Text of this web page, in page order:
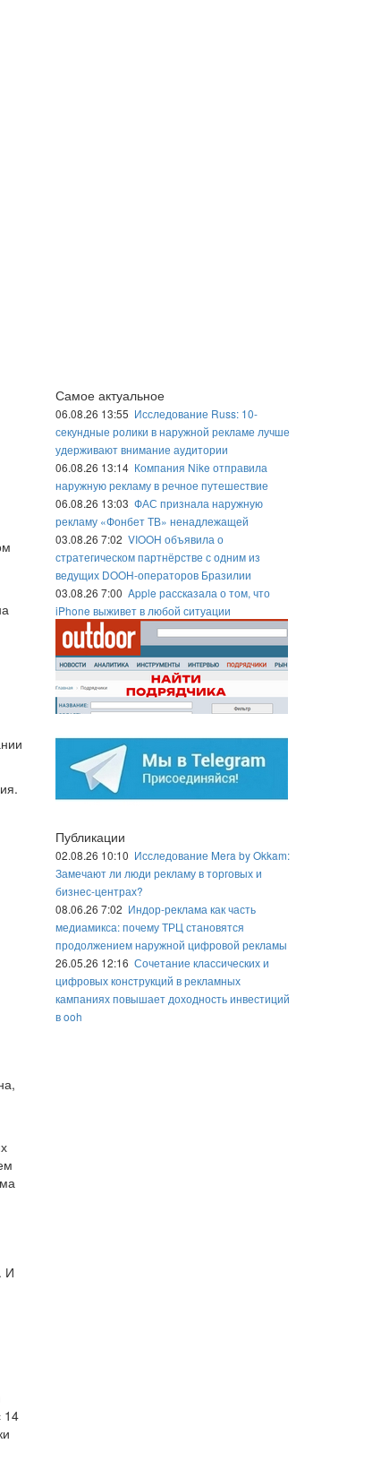
И
14
Самое актуальное
06.08.26 13:55 Исследование Russ: 10-
секундные ролики в наружной рекламе лучше
удерживают внимание аудитории
06.08.26 13:14 Компания Nike отправила
наружную рекламу в речное путешествие
06.08.26 13:03 ФАС признала наружную
рекламу «Фонбет ТВ» ненадлежащей
03.08.26 7:02 VIOOH объявила о
стратегическом партнёрстве с одним из
ведущих DOOH-операторов Бразилии
03.08.26 7:00 Apple рассказала о том, что
iPhone выживет в любой ситуации
Публикации
02.08.26 10:10 Исследование Mera by Okkam:
Замечают ли люди рекламу в торговых и
бизнес-центрах?
08.06.26 7:02 Индор-реклама как часть
медиамикса: почему ТРЦ становятся
продолжением наружной цифровой рекламы
26.05.26 12:16 Сочетание классических и
цифровых конструкций в рекламных
кампаниях повышает доходность инвестиций
в ooh